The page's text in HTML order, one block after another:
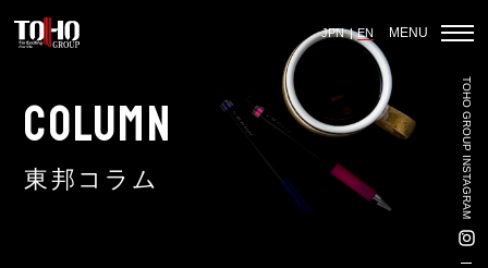
JPN EN MENU
TOHO GROUP INSTAGRAM
COLUMN
東邦コラム